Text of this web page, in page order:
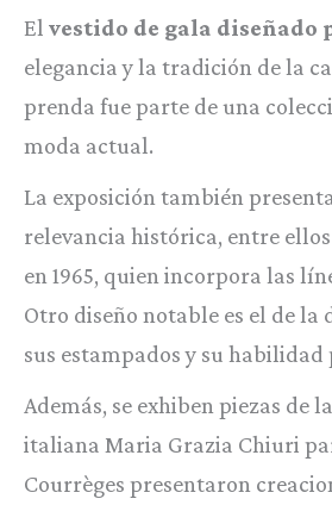
El vestido de gala diseñado
elegancia y la tradición de la
prenda fue parte de una
moda actual.
La exposición también
relevancia histórica, entre
en 1965, quien incorpora las
Otro diseño notable es el de la
sus estampados y su
Además, se exhiben piezas de
italiana Maria Grazia Chiuri
Courrèges presentaron